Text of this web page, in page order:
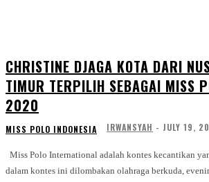
CHRISTINE DJAGA KOTA DARI
TIMUR TERPILIH SEBAGAI MISS
2020
MISS POLO INDONESIA IRWANSYAH - JULY 19,
dalam kontes ini dilombakan olahraga berkuda,